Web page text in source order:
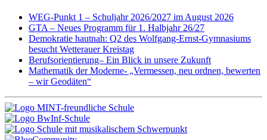
WEG-Punkt 1 – Schuljahr 2026/2027 im August 2026
GTA – Neues Programm für 1. Halbjahr 26/27
Demokratie hautnah: Q2 des Wolfgang-Ernst-Gymnasiums
besucht Wetterauer Kreistag
Berufsorientierung– Ein Blick in unsere Zukunft
Mathematik der Moderne- „Vermessen, neu ordnen, bewerten
– wir Geodäten“